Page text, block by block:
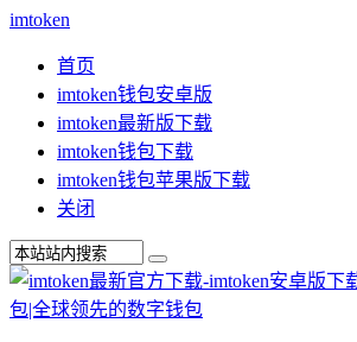
imtoken
首页
imtoken钱包安卓版
imtoken最新版下载
imtoken钱包下载
imtoken钱包苹果版下载
关闭